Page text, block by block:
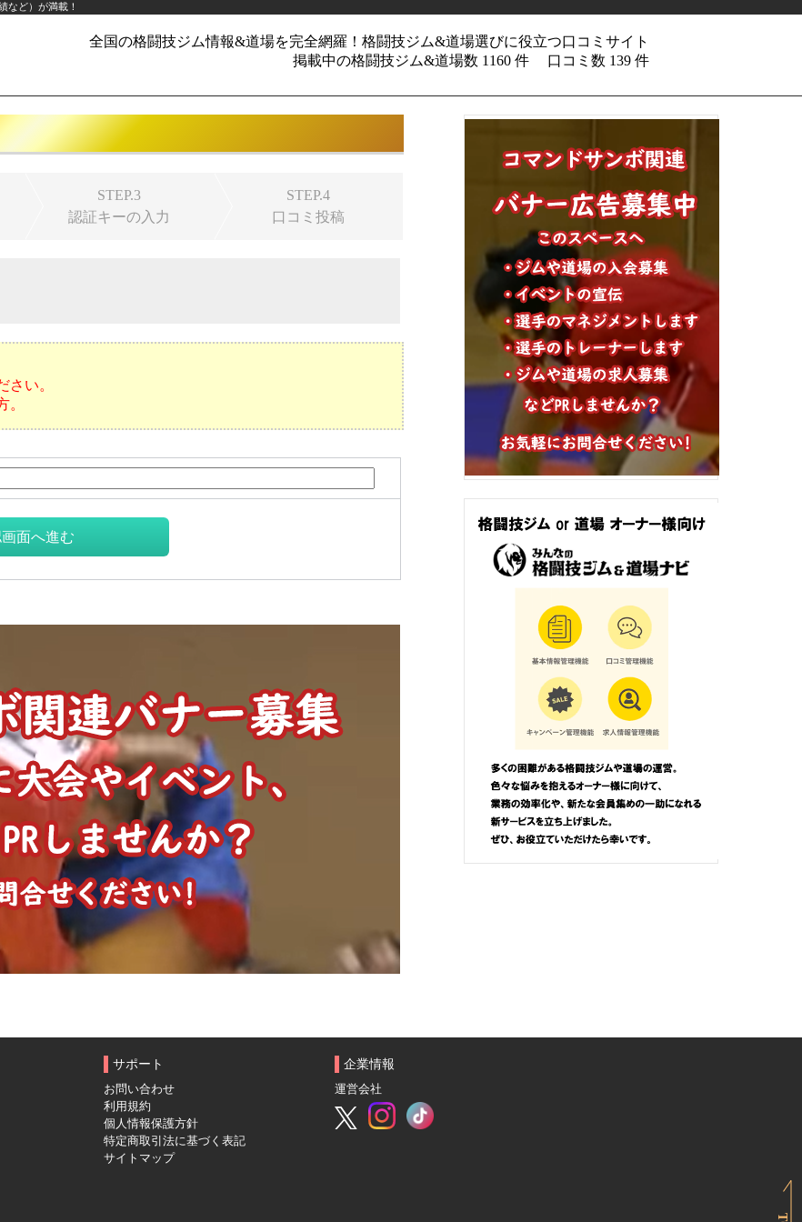
など）が満載！
全国の格闘技ジム情報&道場を完全網羅！格闘技ジム&道場選びに役立つ口コミサイト
掲載中の格闘技ジム&道場数 1160 件
口コミ数 139 件
STEP.3
認証キーの入力
STEP.4
口コミ投稿
い。
。
サポート
お問い合わせ
利用規約
個人情報保護方針
特定商取引法に基づく表記
サイトマップ
企業情報
運営会社